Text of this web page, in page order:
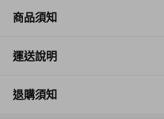
商品須知
運送說明
退購須知